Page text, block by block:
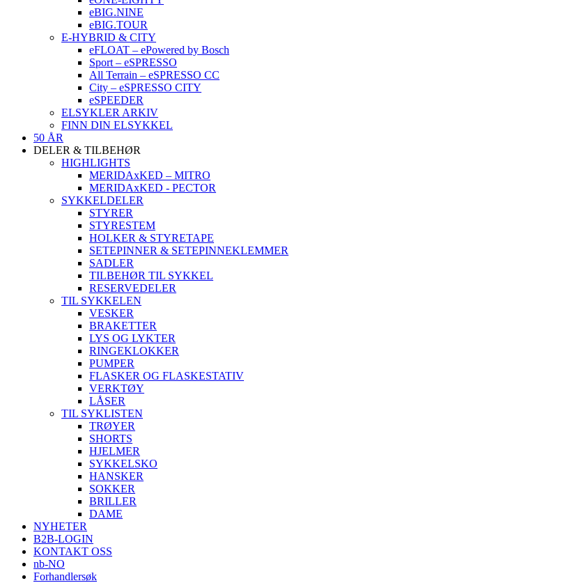
eBIG.NINE
eBIG.TOUR
E-HYBRID & CITY
eFLOAT – ePowered by Bosch
Sport – eSPRESSO
All Terrain – eSPRESSO CC
City – eSPRESSO CITY
eSPEEDER
ELSYKLER ARKIV
FINN DIN ELSYKKEL
50 ÅR
DELER & TILBEHØR
HIGHLIGHTS
MERIDAxKED – MITRO
MERIDAxKED - PECTOR
SYKKELDELER
STYRER
STYRESTEM
HOLKER & STYRETAPE
SETEPINNER & SETEPINNEKLEMMER
SADLER
TILBEHØR TIL SYKKEL
RESERVEDELER
TIL SYKKELEN
VESKER
BRAKETTER
LYS OG LYKTER
RINGEKLOKKER
PUMPER
FLASKER OG FLASKESTATIV
VERKTØY
LÅSER
TIL SYKLISTEN
TRØYER
SHORTS
HJELMER
SYKKELSKO
HANSKER
SOKKER
BRILLER
DAME
NYHETER
B2B-LOGIN
KONTAKT OSS
nb-NO
Forhandlersøk